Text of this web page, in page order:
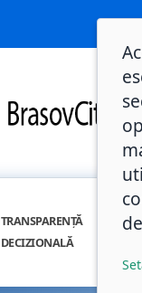
TRANSPARENȚĂ
DECIZIONALĂ